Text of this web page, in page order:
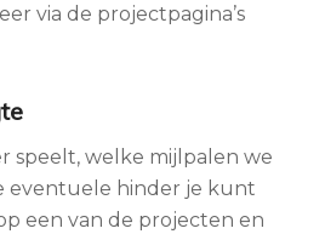
via de projectpagina’s
speelt, welke mijlpalen we
eventuele hinder je kunt
een van de projecten en